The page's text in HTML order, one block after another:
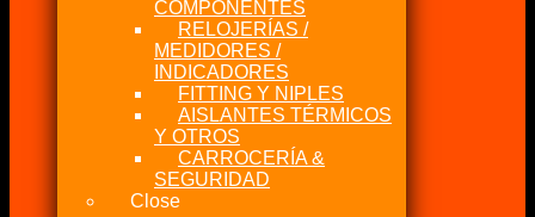
COMPONENTES
RELOJERÍAS /
MEDIDORES /
INDICADORES
FITTING Y NIPLES
AISLANTES TÉRMICOS
Y OTROS
CARROCERÍA &
SEGURIDAD
Close